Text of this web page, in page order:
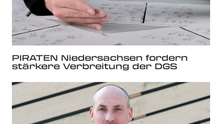
PIRATEN Niedersachsen fordern
stärkere Verbreitung der DGS